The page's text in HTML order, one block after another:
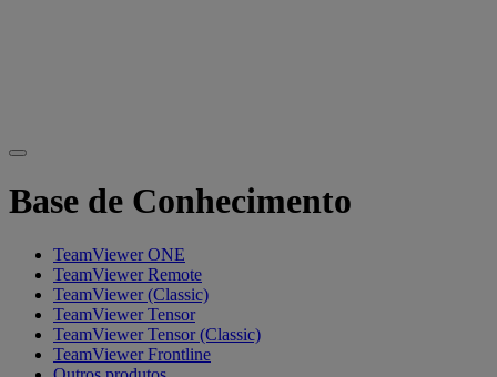
Base de Conhecimento
TeamViewer ONE
TeamViewer Remote
TeamViewer (Classic)
TeamViewer Tensor
TeamViewer Tensor (Classic)
TeamViewer Frontline